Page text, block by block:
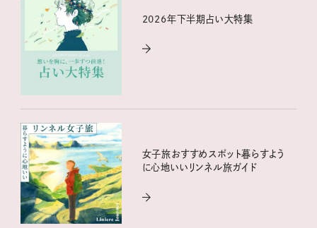
2026年下半期占い大特集
女子旅おすすめスポット暮らすよう
に心地いいリンネル旅ガイド